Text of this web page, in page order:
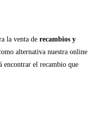
la venta de recambios y
alternativa nuestra online
encontrar el recambio que